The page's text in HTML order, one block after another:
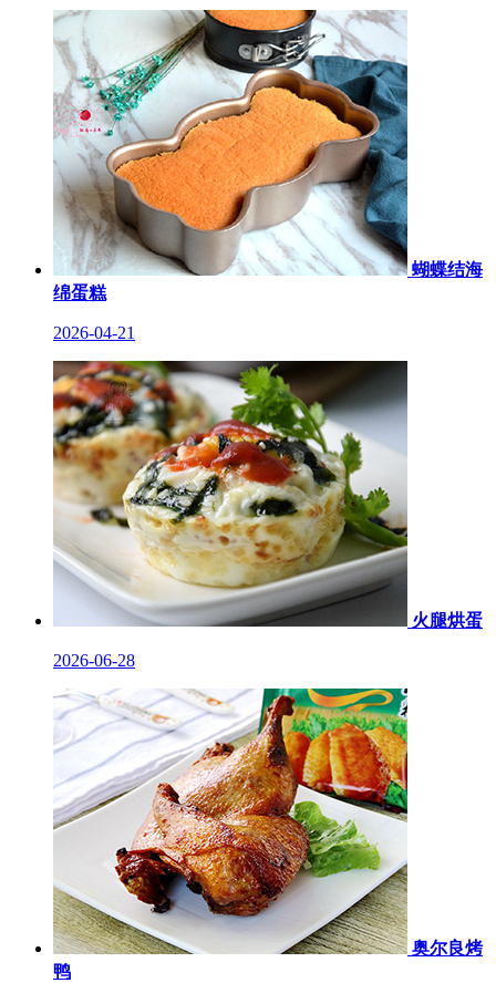
蝴蝶结海
绵蛋糕
2026-04-21
火腿烘蛋
2026-06-28
奥尔良烤
鸭